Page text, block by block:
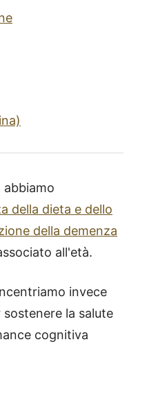
della dieta e dello
della demenza
all'età.
invece
sostenere la salute
cognitiva